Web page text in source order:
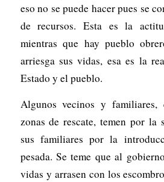
eso no se puede hacer pues se
de recursos. Esta es la
mientras que hay pueblo
arriesga sus vidas, esa es la
Estado y el pueblo.
Algunos vecinos y familiares,
zonas de rescate, temen por la
sus familiares por la
pesada. Se teme que al
vidas y arrasen con los